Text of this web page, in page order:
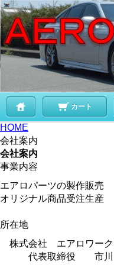
カート
HOME
会社案内
会社案内
事業内容
エアロパーツの製作販売
オリジナル商品受注生産
所在地
株式会社 エアロワーク
代表取締役 市川